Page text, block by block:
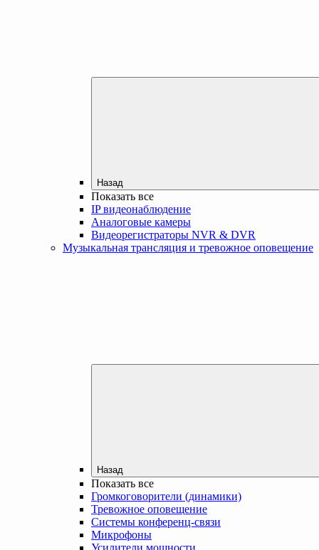
Назад
Показать все
IP видеонаблюдение
Аналоговые камеры
Видеорегистраторы NVR & DVR
Музыкальная трансляция и тревожное оповещение
Назад
Показать все
Громкоговорители (динамики)
Тревожное оповещение
Системы конференц-связи
Микрофоны
Усилители мощности